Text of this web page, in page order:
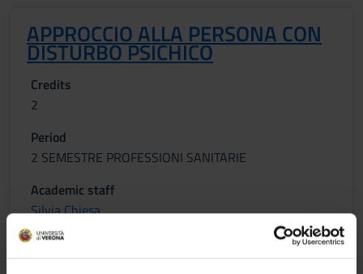
APPROCCIO ALLA PERSONA CON
DISTURBO PSICHICO
Credits
2
Period
2 SEMESTRE PROFESSIONI SANITARIE
Academic staff
Silvia Chiesa